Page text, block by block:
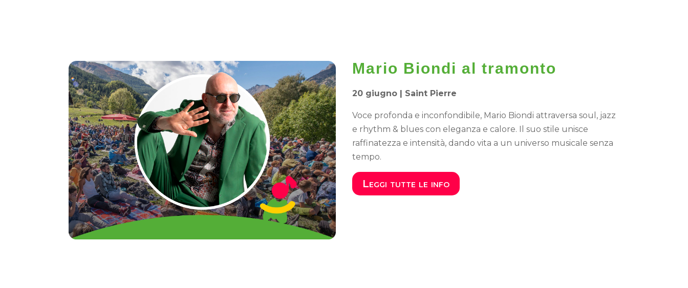
Mario Biondi al tramonto
20 giugno | Saint Pierre
Voce profonda e inconfondibile, Mario Biondi attraversa soul, jazz
e rhythm & blues con eleganza e calore. Il suo stile unisce
raffinatezza e intensità, dando vita a un universo musicale senza
tempo.
Leggi tutte le info